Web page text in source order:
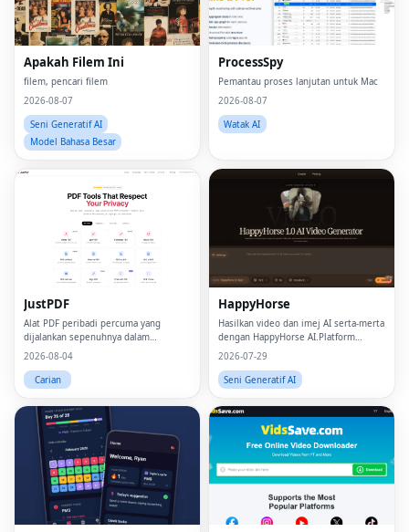
Apakah Filem Ini
filem, pencari filem
2026-08-07
Seni Generatif AI
Model Bahasa Besar
ProcessSpy
Pemantau proses lanjutan untuk Mac
2026-08-07
Watak AI
JustPDF
Alat PDF peribadi percuma yang
dijalankan sepenuhnya dalam
penyemak imbas anda — fail tidak
2026-08-04
Carian
HappyHorse
Hasilkan video dan imej AI serta-merta
dengan HappyHorse AI.Platform
penjanaan teks-ke-video dan imej yang
perniagaan.
2026-07-29
Seni Generatif AI